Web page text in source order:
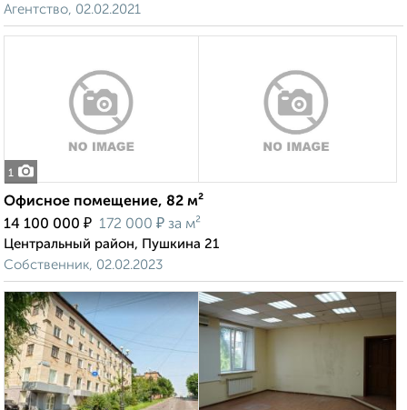
Агентство, 02.02.2021
1
Офисное помещение, 82 м²
14 100 000 ₽ 172 000 ₽ за м²
Центральный район, Пушкина 21
Собственник, 02.02.2023